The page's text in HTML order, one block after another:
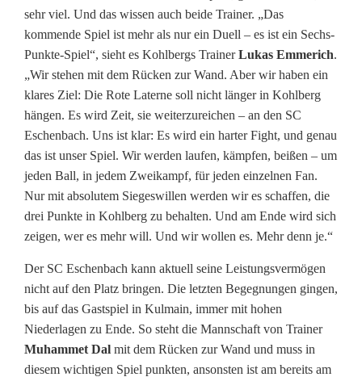
sehr viel. Und das wissen auch beide Trainer. „Das
kommende Spiel ist mehr als nur ein Duell – es ist ein Sechs-
Punkte-Spiel“, sieht es Kohlbergs TrainerLukas Emmerich.
„Wir stehen mit dem Rücken zur Wand. Aber wir haben ein
klares Ziel: Die Rote Laterne soll nicht länger in Kohlberg
hängen. Es wird Zeit, sie weiterzureichen – an den SC
Eschenbach. Uns ist klar: Es wird ein harter Fight, und genau
das ist unser Spiel. Wir werden laufen, kämpfen, beißen – um
jeden Ball, in jedem Zweikampf, für jeden einzelnen Fan.
Nur mit absolutem Siegeswillen werden wir es schaffen, die
drei Punkte in Kohlberg zu behalten. Und am Ende wird sich
zeigen, wer es mehr will. Und wir wollen es. Mehr denn je.“
Der SC Eschenbach kann aktuell seine Leistungsvermögen
nicht auf den Platz bringen. Die letzten Begegnungen gingen,
bis auf das Gastspiel in Kulmain, immer mit hohen
Niederlagen zu Ende. So steht die Mannschaft von Trainer
Muhammet Dal mit dem Rücken zur Wand und muss in
diesem wichtigen Spiel punkten, ansonsten ist am bereits am